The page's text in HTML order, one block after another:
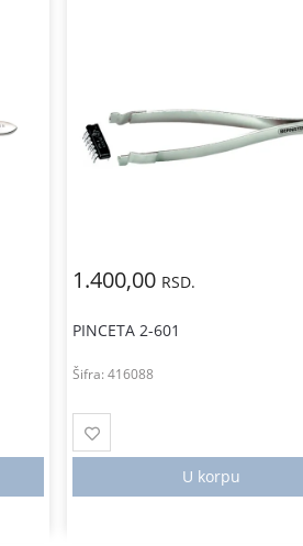
1.400,00 RSD.
PINCETA 2-601
Šifra:416088
U korpu